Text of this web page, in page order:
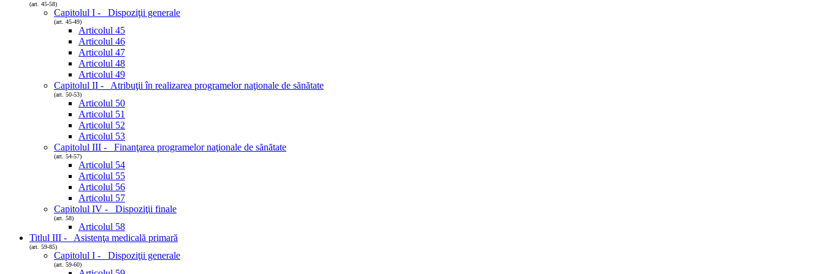
(art. 45-58)
Capitolul I - Dispoziţii generale
(art. 45-49)
Articolul 45
Articolul 46
Articolul 47
Articolul 48
Articolul 49
Capitolul II - Atribuţii în realizarea programelor naţionale de sănătate
(art. 50-53)
Articolul 50
Articolul 51
Articolul 52
Articolul 53
Capitolul III - Finanţarea programelor naţionale de sănătate
(art. 54-57)
Articolul 54
Articolul 55
Articolul 56
Articolul 57
Capitolul IV - Dispoziţii finale
(art. 58)
Articolul 58
Titlul III - Asistenţa medicală primară
(art. 59-85)
Capitolul I - Dispoziţii generale
(art. 59-60)